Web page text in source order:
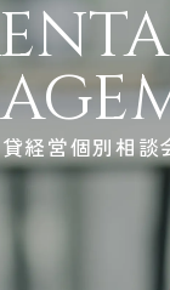
経営個別相談